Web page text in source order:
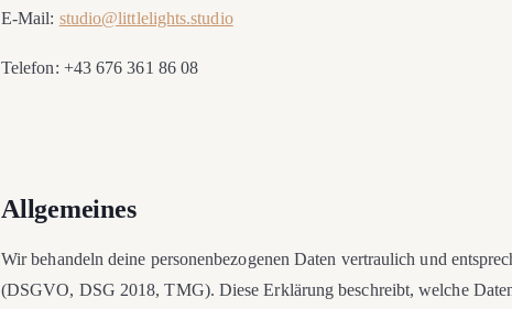
E-Mail: studio@littlelights.studio
Telefon: +43 676 361 86 08
Allgemeines
Wir behandeln deine personenbezogenen Daten vertraulich und
(DSGVO, DSG 2018, TMG). Diese Erklärung beschreibt, welche